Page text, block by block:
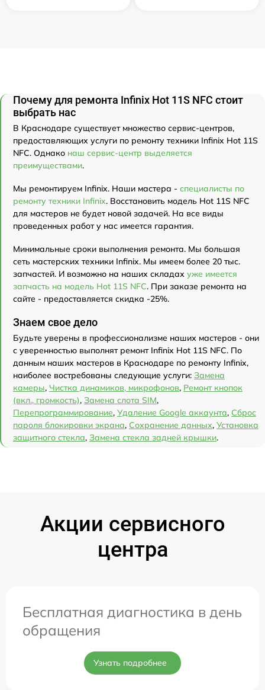
Почему для ремонта Infinix Hot 11S NFC стоит
выбрать нас
В Краснодаре существует множество сервис-центров,
предоставляющих услуги по ремонту техники Infinix Hot 11S
NFC. Однако наш сервис-центр выделяется
преимуществами.
Мы ремонтируем Infinix. Наши мастера - специалисты по
ремонту техники Infinix. Восстановить модель Hot 11S NFC
для мастеров не будет новой задачей. На все виды
проведенных работ у нас имеется гарантия.
Минимальные сроки выполнения ремонта. Мы большая
сеть мастерских техники Infinix. Мы имеем более 20 тыс.
запчастей. И возможно на наших складах уже имеется
запчасть на модель Hot 11S NFC. При заказе ремонта на
сайте - предоставляется скидка -25%.
Знаем свое дело
Будьте уверены в профессионализме наших мастеров - они
с уверенностью выполнят ремонт Infinix Hot 11S NFC. По
данным наших мастеров в Краснодаре по ремонту Infinix,
наиболее востребованы следующие услуги: Замена
камеры, Чистка динамиков, микрофонов, Ремонт кнопок
(вкл., громкость), Замена слота SIM,
Перепрограммирование, Удаление Google аккаунта, Сброс
пароля блокировки экрана, Сохранение данных, Установка
защитного стекла, Замена стекла задней крышки.
Акции сервисного
центра
Бесплатная диагностика в день
обращения
Узнать подробнее